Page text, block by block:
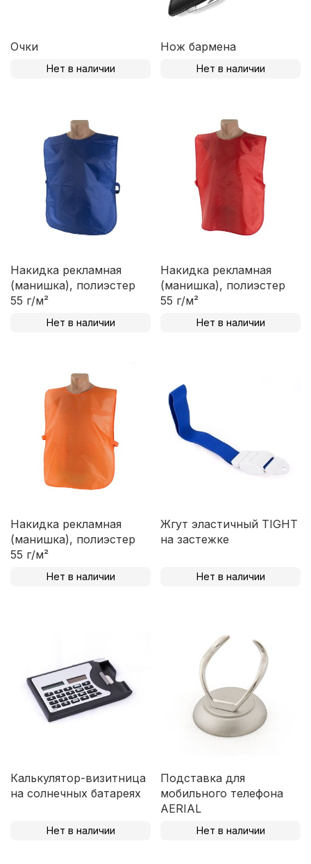
Очки
Нет в наличии
Нож бармена
Нет в наличии
Накидка рекламная
(манишка), полиэстер
55 г/м²
Нет в наличии
Накидка рекламная
(манишка), полиэстер
55 г/м²
Нет в наличии
Накидка рекламная
(манишка), полиэстер
55 г/м²
Нет в наличии
Жгут эластичный TIGHT
на застежке
Нет в наличии
Калькулятор-визитница
на солнечных батареях
Нет в наличии
Подставка для
мобильного телефона
AERIAL
Нет в наличии